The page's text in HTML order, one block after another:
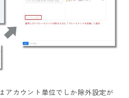
アカウント単位でしか除外設定が